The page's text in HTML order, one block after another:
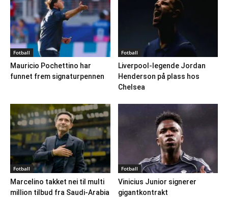
Fotball
Mauricio Pochettino har
funnet frem signaturpennen
Fotball
Liverpool-legende Jordan
Henderson på plass hos
Chelsea
Fotball
Marcelino takket nei til multi
million tilbud fra Saudi-Arabia
Fotball
Vinicius Junior signerer
gigantkontrakt